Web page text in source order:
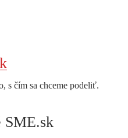
s čím sa chceme podeliť.
SME.sk